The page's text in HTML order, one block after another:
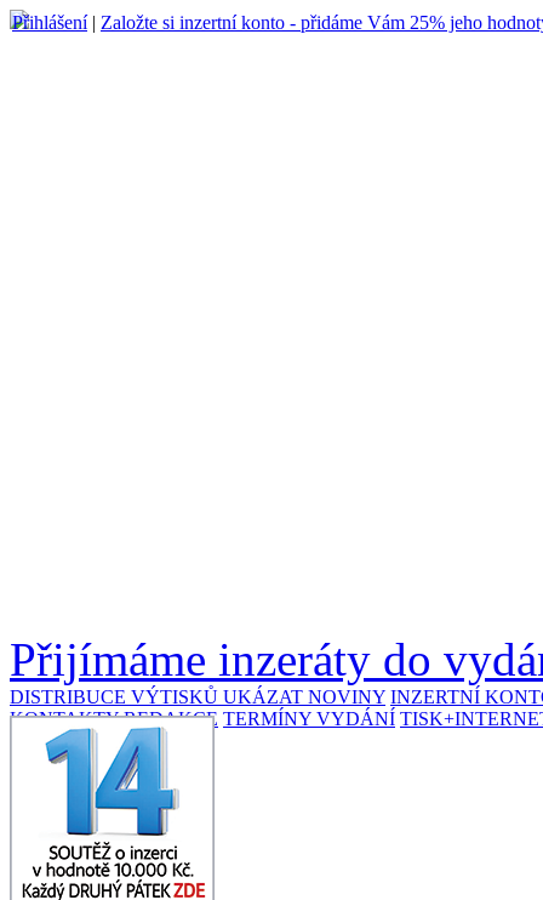
Přihlášení| Založte si inzertní konto - přidáme Vám 25% jeho
Přijímáme inzeráty do
DISTRIBUCE VÝTISKŮ UKÁZAT NOVINY INZERTNÍ
KONTAKTY REDAKCE TERMÍNY VYDÁNÍ